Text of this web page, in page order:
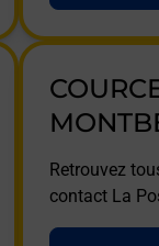
Retrouvez
contact La